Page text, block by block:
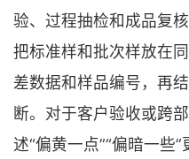
验、过程抽检和成品复
把标准样和批次样放在
差数据和样品编号，再
断。对于客户验收或跨
述“偏黄一点”“偏暗一些”